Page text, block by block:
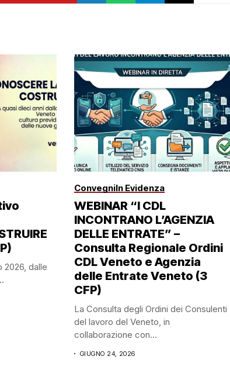
2026, dalle
ConvegniIn Evidenza
WEBINAR “I CDL
INCONTRANO L’AGENZIA
DELLE ENTRATE” –
Consulta Regionale Ordini
CDL Veneto e Agenzia
delle Entrate Veneto (3
CFP)
La Consulta degli Ordini dei Consulenti
del lavoro del Veneto, in
collaborazione con...
GIUGNO 24, 2026